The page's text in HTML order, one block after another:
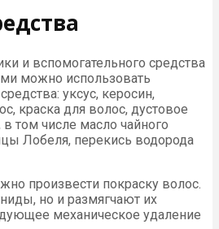
и вспомогательного средства
можно использовать
уксус, керосин,
краска для волос, дустовое
том числе масло чайного
Лобеля, перекись водорода
произвести покраску волос.
но и размягчают их
механическое удаление